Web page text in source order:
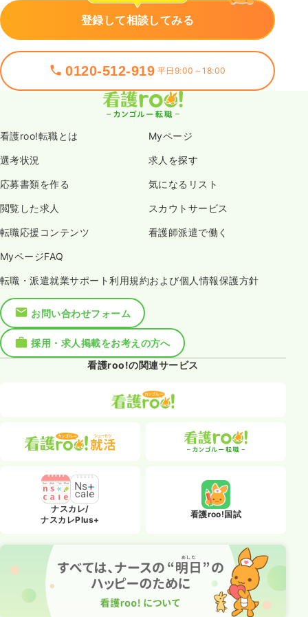
登録して相談してみる
0120-512-919 平日9:00～18:00
看護roo!転職とは Myページ
選考状況 求人を探す
応募書類を作る 気になるリスト
閲覧した求人 スカウトサービス
転職応援コンテンツ 看護師派遣で働く
MyページFAQ
転職・派遣就業サポート利用規約および個人情報保護方針
お問い合わせフォーム
採用・求人掲載をお考えの方へ
看護roo!の関連サービス
ナスカレ/
ナスカレPlus+
看護roo!国試